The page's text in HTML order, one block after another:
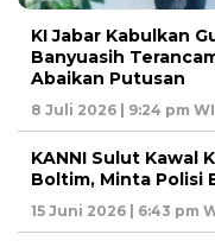
KI Jabar Kabulkan
Banyuasih
Abaikan Putusan
8 Juli 2026 | 9:24 pm
KANNI Sulut Kawal
Boltim, Minta Polisi
15 Juni 2026 | 6:43 pm